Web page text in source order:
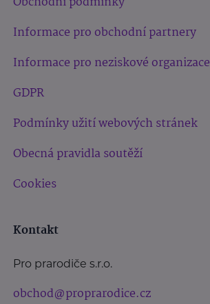
Informace pro obchodní partnery
Informace pro neziskové organizace
GDPR
Podmínky užití webových stránek
Obecná pravidla soutěží
Cookies
Kontakt
Pro prarodiče s.r.o.
obchod@proprarodice.cz